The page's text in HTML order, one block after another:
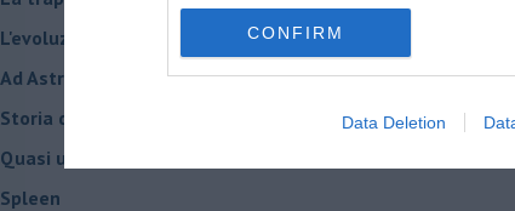
CONFIRM
Data Deletion
L'evoluzione umana
Ad Astra
Storia di io - Quasi un compito in classe
Quasi una lezione
Spleen